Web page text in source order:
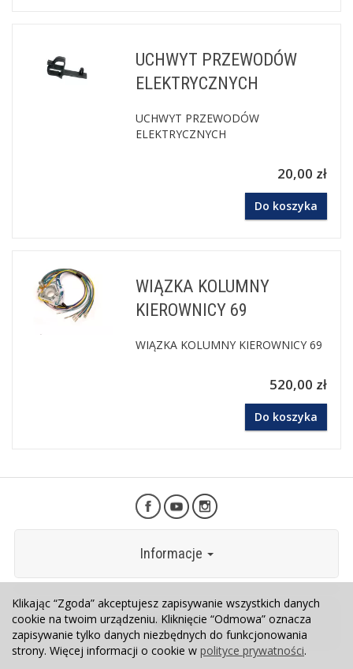
UCHWYT PRZEWODÓW
ELEKTRYCZNYCH
UCHWYT PRZEWODÓW
ELEKTRYCZNYCH
20,00 zł
Do koszyka
WIĄZKA KOLUMNY
KIEROWNICY 69
WIĄZKA KOLUMNY KIEROWNICY 69
520,00 zł
Do koszyka
Informacje
Kontakt
Klikając “Zgoda” akceptujesz zapisywanie wszystkich danych
cookie na twoim urządzeniu. Kliknięcie “Odmowa” oznacza
zapisywanie tylko danych niezbędnych do funkcjonowania
strony. Więcej informacji o cookie w polityce prywatności.